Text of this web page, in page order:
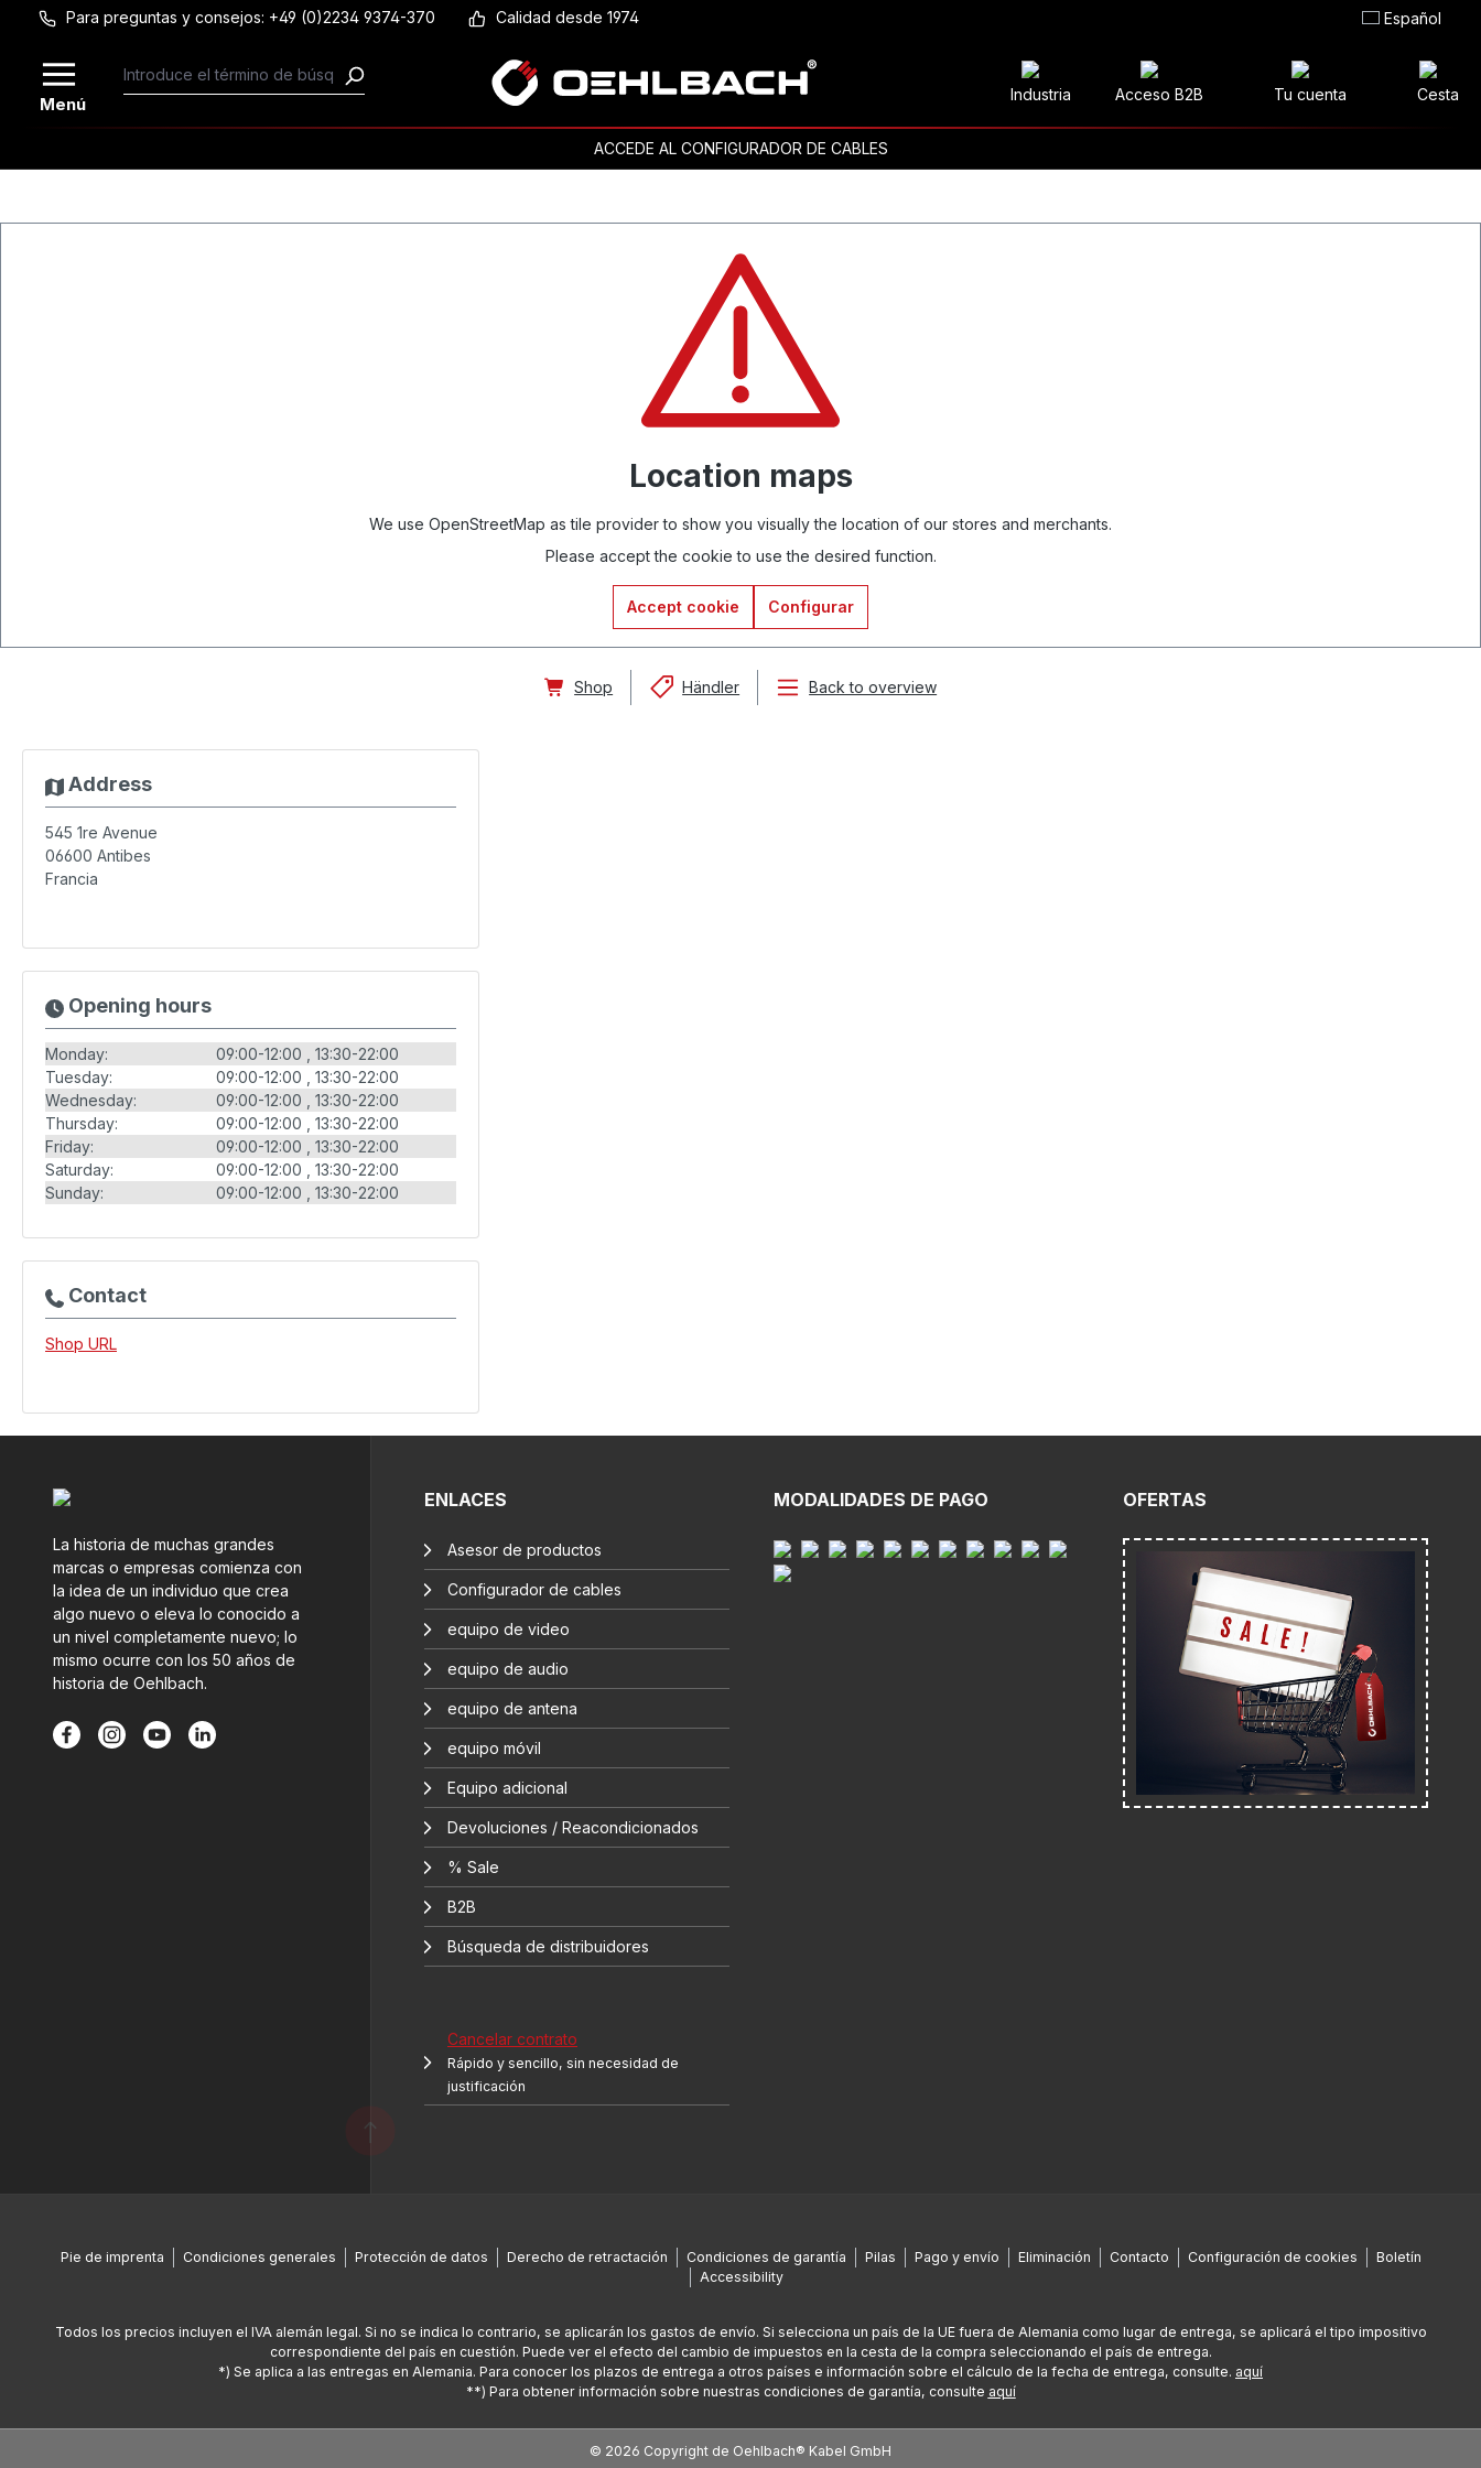
Saltar al contenido principal
Para preguntas y consejos: +49 (0)2234 9374-370 Calidad desde 1974 Español
Menú Industria Acceso B2B Tu cuenta Cesta
ACCEDE AL CONFIGURADOR DE CABLES
Location maps
We use OpenStreetMap as tile provider to show you visually the location of our stores and merchants.
Please accept the cookie to use the desired function.
Accept cookie Configurar
Shop Händler Back to overview
Address
545 1re Avenue
06600 Antibes
Francia
Opening hours
Monday: 09:00-12:00
13:30-22:00
Tuesday:
09:00-12:00
13:30-22:00
Wednesday:
09:00-12:00
13:30-22:00
Thursday:
09:00-12:00
13:30-22:00
Friday:
09:00-12:00
13:30-22:00
Saturday:
09:00-12:00
13:30-22:00
Sunday:
09:00-12:00 13:30-22:00
Contact
Shop URL
La historia de muchas grandes
marcas o empresas comienza con
la idea de un individuo que crea
algo nuevo o eleva lo conocido a
un nivel completamente nuevo; lo
mismo ocurre con los 50 años de
historia de Oehlbach.
ENLACES
Asesor de productos
Configurador de cables
equipo de video
equipo de audio
equipo de antena
equipo móvil
Equipo adicional
Devoluciones / Reacondicionados
% Sale
B2B
Búsqueda de distribuidores
Cancelar contrato
Rápido y sencillo, sin necesidad de
justificación
MODALIDADES DE PAGO OFERTAS
Pie de imprenta Condiciones generales Protección de datos Derecho de retractación Condiciones de garantía Pilas Pago y envío Eliminación Contacto Configuración de cookies
Boletín
Accessibility
Todos los precios incluyen el IVA alemán legal. Si no se indica lo contrario, se aplicarán los gastos de envío. Si selecciona un país de la UE fuera de Alemania como lugar de entrega, se aplicará el tipo impositivo
correspondiente del país en cuestión. Puede ver el efecto del cambio de impuestos en la cesta de la compra seleccionando el país de entrega.
*) Se aplica a las entregas en Alemania. Para conocer los plazos de entrega a otros países e información sobre el cálculo de la fecha de entrega, consulte. aquí
**) Para obtener información sobre nuestras condiciones de garantía, consulte aquí
© 2026 Copyright de Oehlbach® Kabel GmbH